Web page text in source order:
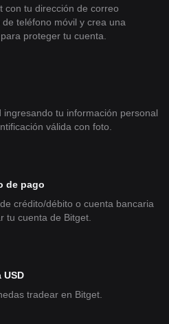
con tu dirección de correo
teléfono móvil y crea una
proteger tu cuenta.
ingresando tu información personal
válida con foto.
de pago
crédito/débito o cuenta bancaria
tu cuenta de Bitget.
USD
tradear en Bitget.